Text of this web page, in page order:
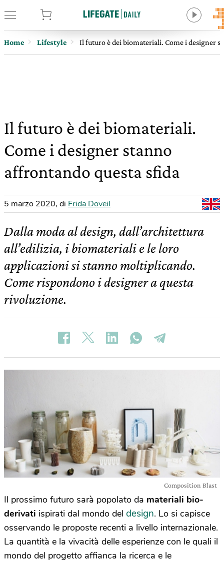
Home Lifestyle Il futuro è dei biomateriali. Come i designer
Il futuro è dei biomateriali.
Come i designer stanno
affrontando questa sfida
5 marzo 2020, di Frida Doveil
Dalla moda al design, dall’architettura
all’edilizia, i biomateriali e le loro
applicazioni si stanno moltiplicando.
Come rispondono i designer a questa
rivoluzione.
Composition Blast
Il prossimo futuro sarà popolato da materiali bio-
derivati ispirati dal mondo del design. Lo si capisce
osservando le proposte recenti a livello internazionale.
La quantità e la vivacità delle esperienze con le quali il
mondo del progetto affianca la ricerca e le